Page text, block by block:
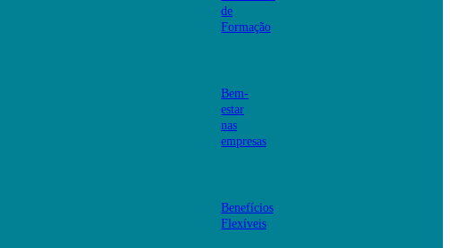
de
Formação
Bem-
estar
nas
empresas
Benefícios
Flexíveis